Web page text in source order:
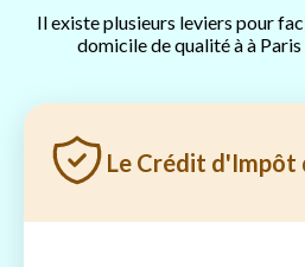
Il existe plusieurs leviers pour
domicile de qualité à à
Le Crédit d'Impôt